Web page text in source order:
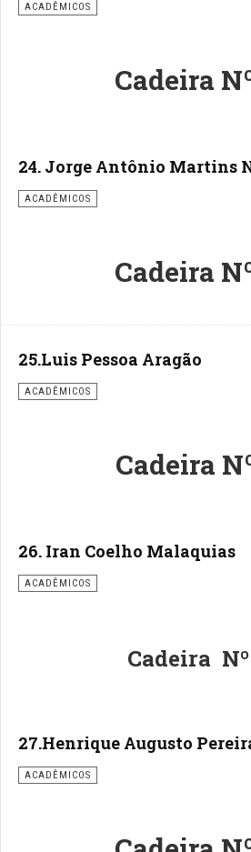
ACADÊMICOS
Cadeira
24. Jorge Antônio Martins
ACADÊMICOS
Cadeira
25.Luis Pessoa Aragão
ACADÊMICOS
Cadeira
26. Iran Coelho Malaquias
ACADÊMICOS
Cadeira
27.Henrique Augusto
ACADÊMICOS